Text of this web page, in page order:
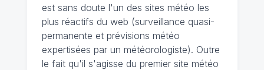
est sans doute l'un des sites météo les
plus réactifs du web (surveillance quasi-
permanente et prévisions météo
expertisées par un météorologiste). Outre
le fait qu'il s'agisse du premier site météo